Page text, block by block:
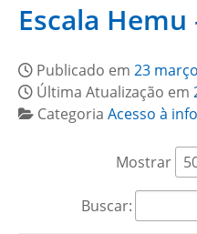
Escala Hemu
Publicado em 23
Última Atualização em
Categoria Acesso à
Mostrar
Buscar: